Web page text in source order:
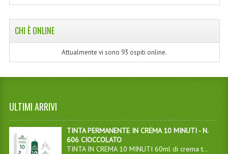
CHI È ONLINE
Attualmente vi sono 93 ospiti online.
ULTIMI ARRIVI
TINTA PERMANENTE IN CREMA 10 MINUTI - N.
606 CIOCCOLATO
TINTA IN CREMA 10 MINUTI 60ml di crema t...